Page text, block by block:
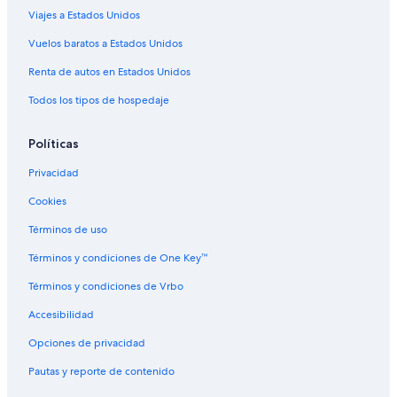
Hoteles en Treppeln
Hoteles en Eichwald
Hoteles en Glinzig
Hoteles en Werchow
Viajes a Estados Unidos
Vuelos baratos a Estados Unidos
Renta de autos en Estados Unidos
Todos los tipos de hospedaje
Políticas
Privacidad
Cookies
Términos de uso
Términos y condiciones de One Key™
Términos y condiciones de Vrbo
Accesibilidad
Opciones de privacidad
Pautas y reporte de contenido